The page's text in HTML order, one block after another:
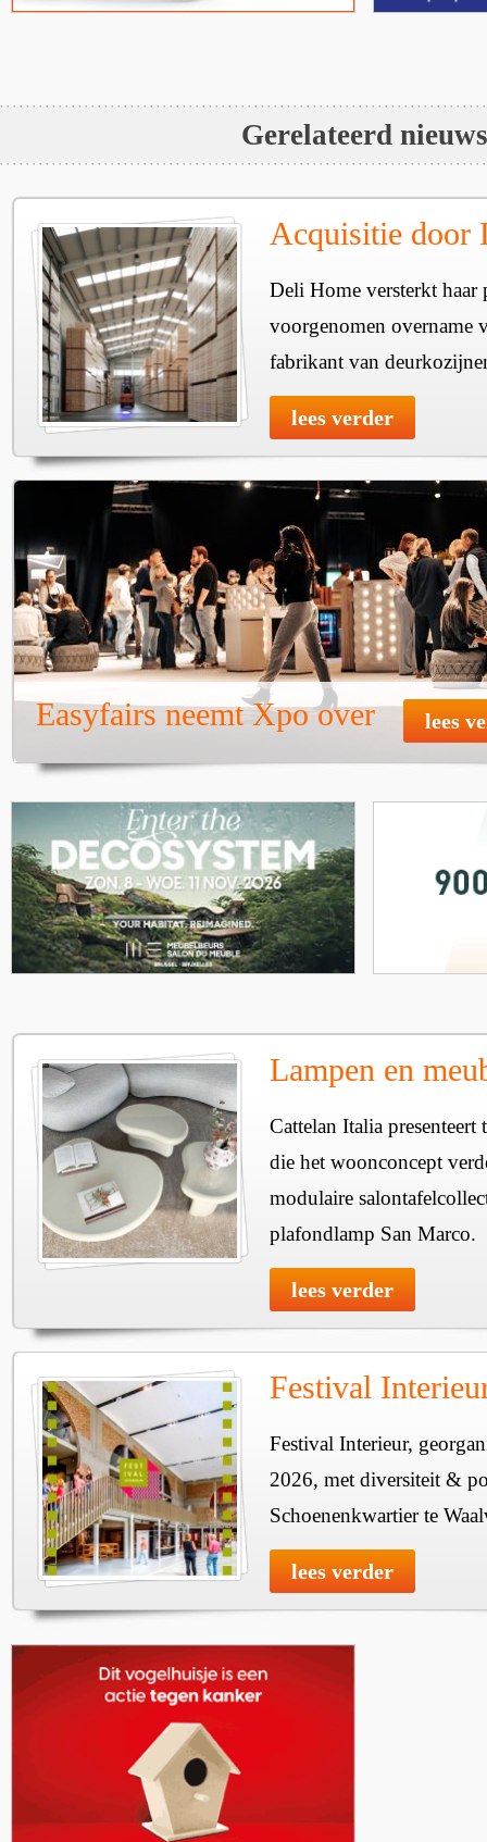
Gerelateerd nieuws
Acquisitie door
Deli Home versterkt haar
voorgenomen overname
fabrikant van
lees verder
Easyfairs neemt Xpo over lees
Lampen en
Cattelan Italia
die het woonconcept
modulaire
plafondlamp San Marco.
lees verder
Festival
Festival Interieur,
2026, met diversiteit &
Schoenenkwartier te
lees verder